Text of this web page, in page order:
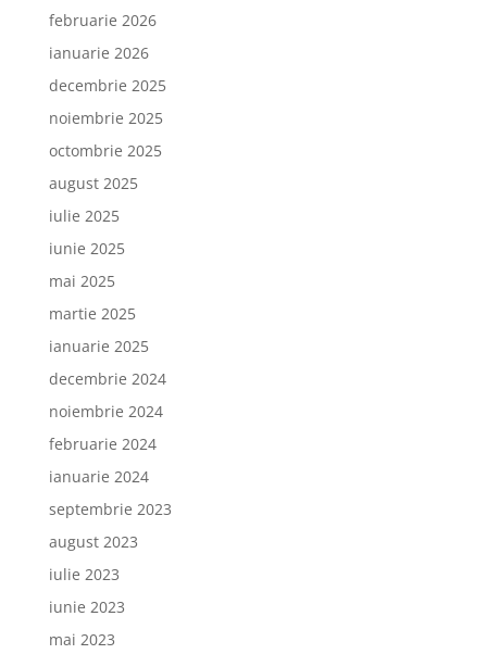
februarie 2026
ianuarie 2026
decembrie 2025
noiembrie 2025
octombrie 2025
august 2025
iulie 2025
iunie 2025
mai 2025
martie 2025
ianuarie 2025
decembrie 2024
noiembrie 2024
februarie 2024
ianuarie 2024
septembrie 2023
august 2023
iulie 2023
iunie 2023
mai 2023